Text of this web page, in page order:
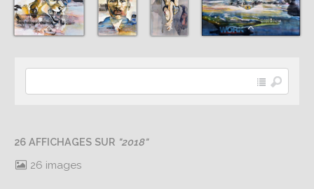
26 AFFICHAGES SUR "2018"
26 images